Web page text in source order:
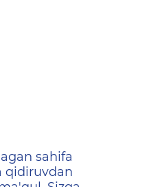
sahifa
qidiruvdan